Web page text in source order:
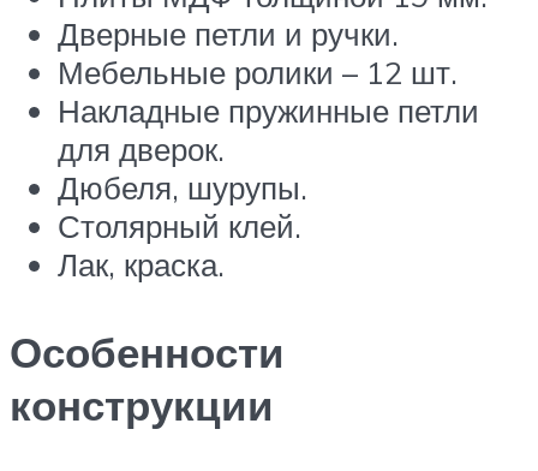
Дверные петли и ручки.
Мебельные ролики – 12 шт.
Накладные пружинные петли
для дверок.
Дюбеля, шурупы.
Столярный клей.
Лак, краска.
Особенности
конструкции